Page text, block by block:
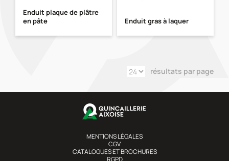
Enduit plaque de plâtre
en pâte
Enduit gras à laquer
résultats par page
MENTIONS LÉGALES
CGV
CATALOGUES ET BROCHURES
RGPD